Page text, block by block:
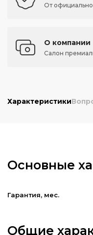
От
О компании
Салон
Характеристики
Основные
Гарантия, мес.
Общие